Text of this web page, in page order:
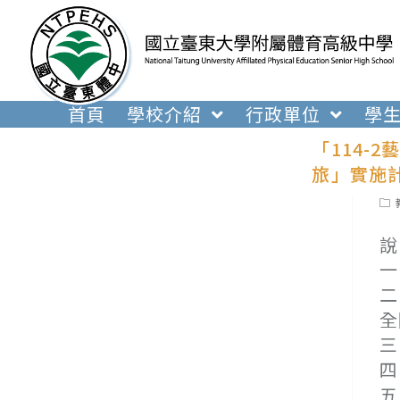
內
首頁 學校介紹 行政單位 學
「114-2
旅」實施